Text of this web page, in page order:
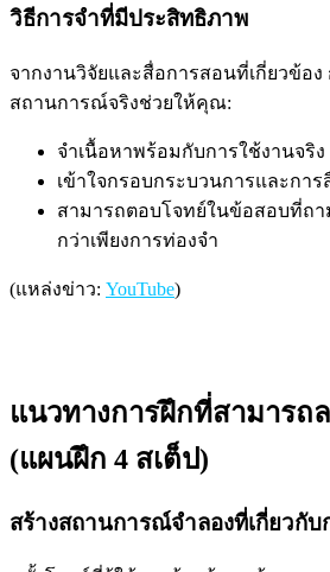
วิธีการจำที่มีประสิทธิภาพ
จากงานวิจัยและสื่อการสอนที่เกี่ยวข้อง
สถานการณ์จริงช่วยให้คุณ:
จำเนื้อหาพร้อมกับการใช้งานจริง
เข้าใจกรอบกระบวนการและกา
สามารถตอบโจทย์ในข้อสอบที่ถ
กว่าเพียงการท่องจำ
(แหล่งข่าว: YouTube)
แนวทางการฝึกที่สามารถ
(แผนฝึก 4 สเต็ป)
สร้างสถานการณ์จำลองที่เกี่ยวกับ